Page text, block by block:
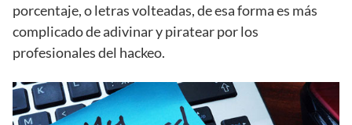
porcentaje, o letras volteadas, de esa forma es más
complicado de adivinar y piratear por los
profesionales del hackeo.